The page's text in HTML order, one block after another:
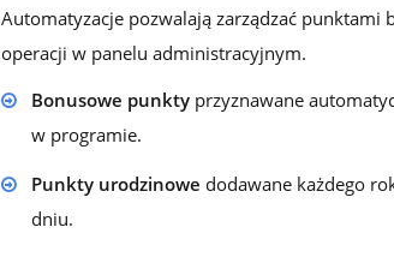
Automatyzacje pozwalają zarządzać punktami
operacji w panelu administracyjnym.
Bonusowe punktyprzyznawane
w programie.
Punkty urodzinowe dodawane każdego
dniu.